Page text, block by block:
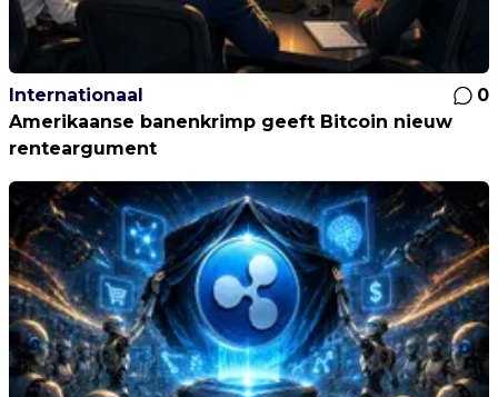
Internationaal
0
Amerikaanse banenkrimp geeft Bitcoin nieuw
renteargument